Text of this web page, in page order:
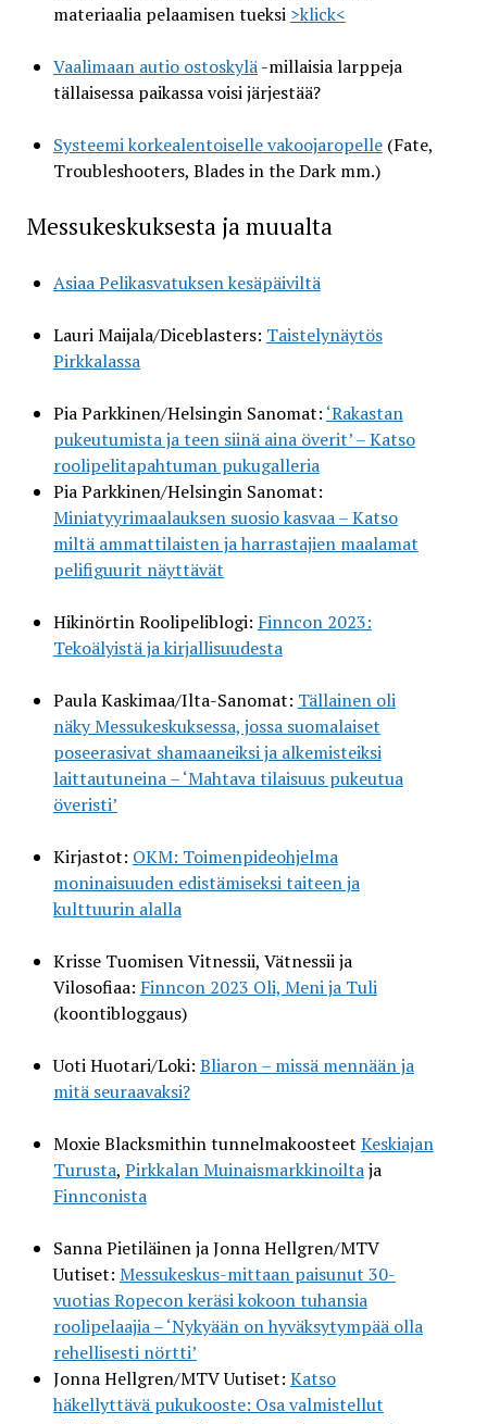
materiaalia pelaamisen tueksi >klick<
Vaalimaan autio ostoskylä-millaisia larppeja
tällaisessa paikassa voisi järjestää?
Systeemi korkealentoiselle vakoojaropelle(Fate,
Troubleshooters, Blades in the Dark mm.)
Messukeskuksesta ja muualta
Asiaa Pelikasvatuksen kesäpäiviltä
Lauri Maijala/Diceblasters: Taistelynäytös
Pirkkalassa
Pia Parkkinen/Helsingin Sanomat: ‘Rakastan
pukeutumista ja teen siinä aina överit’ – Katso
roolipelitapahtuman pukugalleria
Pia Parkkinen/Helsingin Sanomat:
Miniatyyrimaalauksen suosio kasvaa – Katso
miltä ammattilaisten ja harrastajien maalamat
pelifiguurit näyttävät
Hikinörtin Roolipeliblogi: Finncon 2023:
Tekoälyistä ja kirjallisuudesta
Paula Kaskimaa/Ilta-Sanomat: Tällainen oli
näky Messu­keskuksessa, jossa suomalaiset
poseerasivat shamaaneiksi ja alkemisteiksi
laittautuneina – ‘Mahtava tilaisuus pukeutua
överisti’
Kirjastot: OKM: Toimenpideohjelma
moninaisuuden edistämiseksi taiteen ja
kulttuurin alalla
Krisse Tuomisen Vitnessii, Vätnessii ja
Vilosofiaa: Finncon 2023 Oli, Meni ja Tuli
(koontibloggaus)
Uoti Huotari/Loki: Bliaron – missä mennään ja
mitä seuraavaksi?
Moxie Blacksmithin tunnelmakoosteet Keskiajan
Turusta, Pirkkalan Muinaismarkkinoiltaja
Finnconista
Sanna Pietiläinen ja Jonna Hellgren/MTV
Uutiset: Messukeskus-mittaan paisunut 30-
vuotias Ropecon keräsi kokoon tuhansia
roolipelaajia – ‘Nykyään on hyväksytympää olla
rehellisesti nörtti’
Jonna Hellgren/MTV Uutiset: Katso
häkellyttävä pukukooste: Osa valmistellut